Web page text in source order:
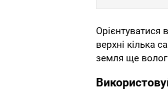
Орієнтуватися
верхні кілька
земля ще